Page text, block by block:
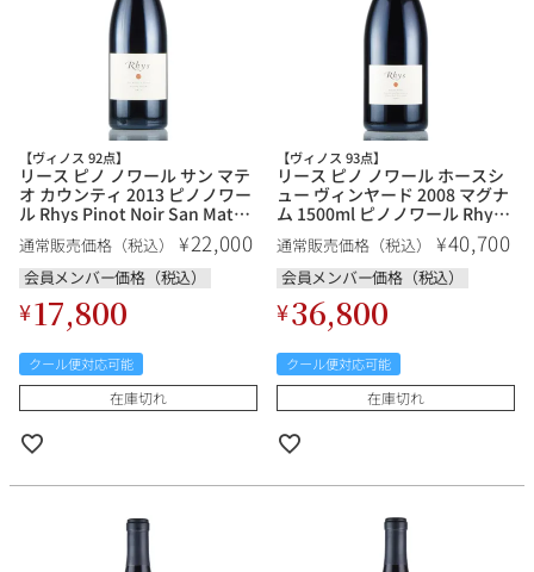
銘柄から探す
DRC ルロワ
生産地から探す
フランス ブルゴーニュ
ボルドー シャンパーニュ
その他
アメリカ カリフォルニア
その他
イタリア
種類で探す
スパークリング ロゼワイン
ワインセット
価格帯から探す
〜9,999円
10,000円〜39,999円
100,000円〜199,999円
お得な情報を受け取る
メルマガ LINE
【ヴィノス 92点】
リース ピノ ノワール サン マテ
オ カウンティ 2013 ピノノワー
ル Rhys Pinot Noir San Mateo
County アメリカ カリフォルニ
ア 赤ワイン
通常販売価格（税込） ¥22,000
会員メンバー価格（税込）
¥17,800
クール便対応可能
在庫切れ
【ヴィノス 93点】
リース ピノ ノワール ホースシ
ュー ヴィンヤード 2008 マグナ
ム 1500ml ピノノワール Rhys
Pinot Noir Horseshoe
Vineyard アメリカ カリフォル
ニア 赤ワイン
通常販売価格（税込） ¥40,700
会員メンバー価格（税込）
¥36,800
クール便対応可能
在庫切れ